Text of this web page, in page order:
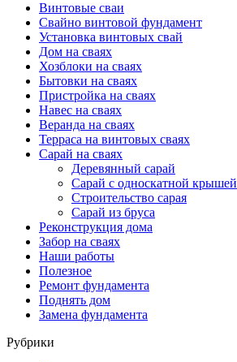
Винтовые сваи
Свайно винтовой фундамент
Установка винтовых свай
Дом на сваях
Хозблоки на сваях
Бытовки на сваях
Пристройка на сваях
Навес на сваях
Веранда на сваях
Терраса на винтовых сваях
Cарай на сваях
Деревянный сарай
Сарай с односкатной крышей
Строительство сарая
Сарай из бруса
Реконструкция дома
Забор на сваях
Наши работы
Полезное
Ремонт фундамента
Поднять дом
Замена фундамента
Рубрики